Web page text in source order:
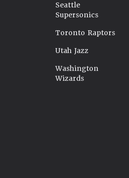
Seattle
Supersonics
Toronto Raptors
Utah Jazz
Washington
Wizards